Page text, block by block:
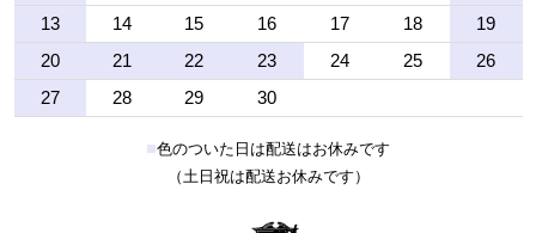
13
14 15 16 17 18
19
20
21 22 23 24 25
26
27
28 29 30
■色のついた日は配送はお休みです
（土日祝は配送お休みです）